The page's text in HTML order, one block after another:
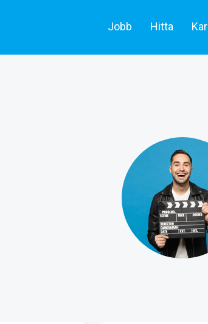
Jobb
Alla jobb
Hitta
Skådespelare & Artiklar